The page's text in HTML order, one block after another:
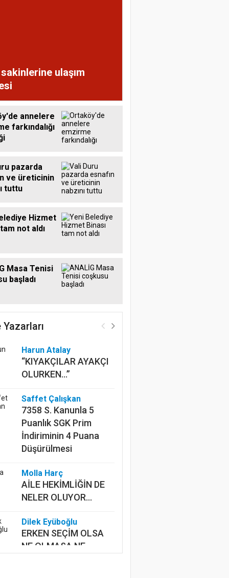
ulaşım
annelere
farkındalığı
pazarda
ve üreticinin
tuttu
Hizmet
tam not aldı
Masa Tenisi
başladı
Yazarları
Harun Atalay
“KIYAKÇILAR AYAKÇI
OLURKEN...”
Saffet Çalışkan
7358 S. Kanunla 5
Puanlık SGK Prim
İndiriminin 4 Puana
Düşürülmesi
Molla Harç
AİLE HEKİMLİĞİN DE
NELER OLUYOR...
Dilek Eyüboğlu
ERKEN SEÇİM OLSA
NE OLMASA NE